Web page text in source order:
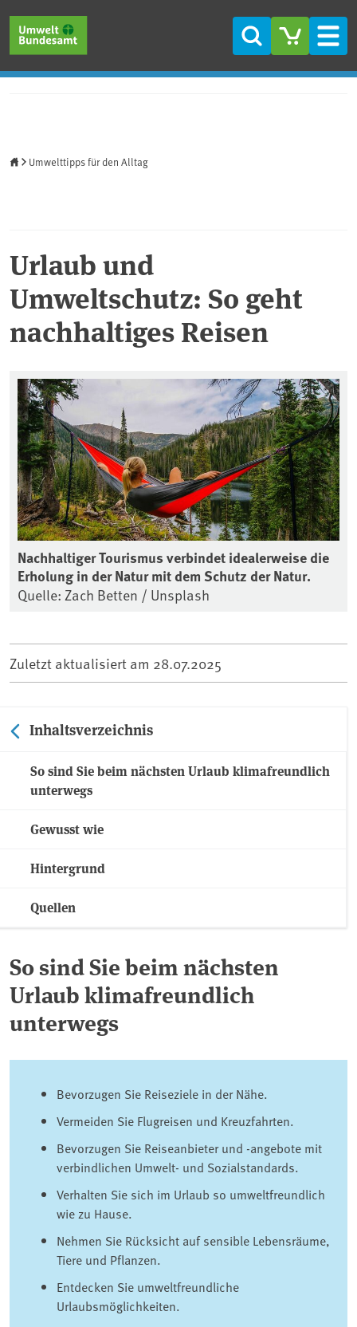
Suche
Umwelttipps für den Alltag
Urlaub und
Umweltschutz: So geht
nachhaltiges Reisen
Nachhaltiger Tourismus verbindet idealerweise die
Erholung in der Natur mit dem Schutz der Natur.
Quelle: Zach Betten / Unsplash
Zuletzt aktualisiert am 28.07.2025
Inhaltsverzeichnis
So sind Sie beim nächsten Urlaub klimafreundlich
unterwegs
Gewusst wie
Hintergrund
Quellen
So sind Sie beim nächsten
Urlaub klimafreundlich
unterwegs
Bevorzugen Sie Reiseziele in der Nähe.
Vermeiden Sie Flugreisen und Kreuzfahrten.
Bevorzugen Sie Reiseanbieter und -angebote mit
verbindlichen Umwelt- und Sozialstandards.
Verhalten Sie sich im Urlaub so umweltfreundlich
wie zu Hause.
Nehmen Sie Rücksicht auf sensible Lebensräume,
Tiere und Pflanzen.
Entdecken Sie umweltfreundliche
Urlaubsmöglichkeiten.